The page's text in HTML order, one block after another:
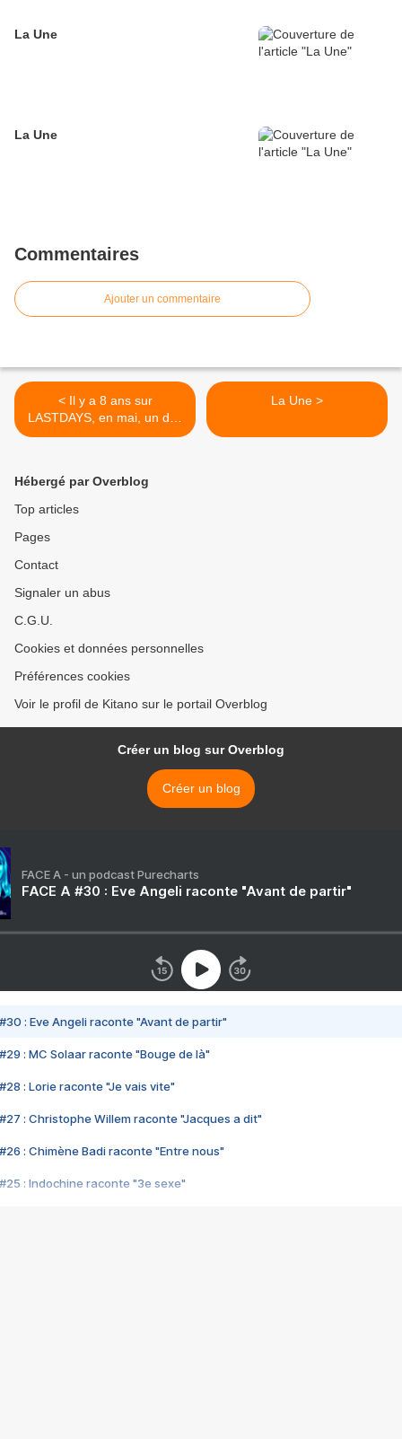
La Une
La Une
Commentaires
Ajouter un commentaire
< Il y a 8 ans sur
LASTDAYS, en mai, un des
articles les plus lus
La Une >
Hébergé par Overblog
Top articles
Pages
Contact
Signaler un abus
C.G.U.
Cookies et données personnelles
Préférences cookies
Voir le profil de Kitano sur le portail Overblog
Créer un blog sur Overblog
Créer un blog
FACE A - un podcast Purecharts
FACE A #30 : Eve Angeli raconte "Avant de partir"
#30 : Eve Angeli raconte "Avant de partir"
#29 : MC Solaar raconte "Bouge de là"
#28 : Lorie raconte "Je vais vite"
#27 : Christophe Willem raconte "Jacques a dit"
#26 : Chimène Badi raconte "Entre nous"
#25 : Indochine raconte "3e sexe"